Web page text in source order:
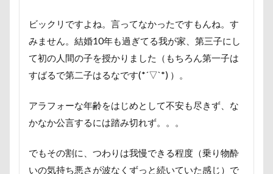
ビックリですよね。言ってなかったですもんね。す
みません。結婚10年も過ぎてる我が家、第三子にし
て初の人間の子を授かりました（もちろん第一子は
すばるで第二子はるなです(*´▽`*) ）。
アラフォーな年齢をはじめとして不安も尽きず、な
かなか公言するには踏み切れず。。。
でもその割に、つわりは我慢できる程度（乗り物酔
いの気持ち悪さが波なくずっと続いていた感じ）で
小芝風花
小矢部市 宮城県
室内遊び
名前の由来
土手
国営みちのく杜の湖畔公園
困惑顔
噛み噛み
哀愁
吾妻郡 吹き出し皿
夕食
多頭飼い記念日
室内トレーニング
天空の遊覧カート